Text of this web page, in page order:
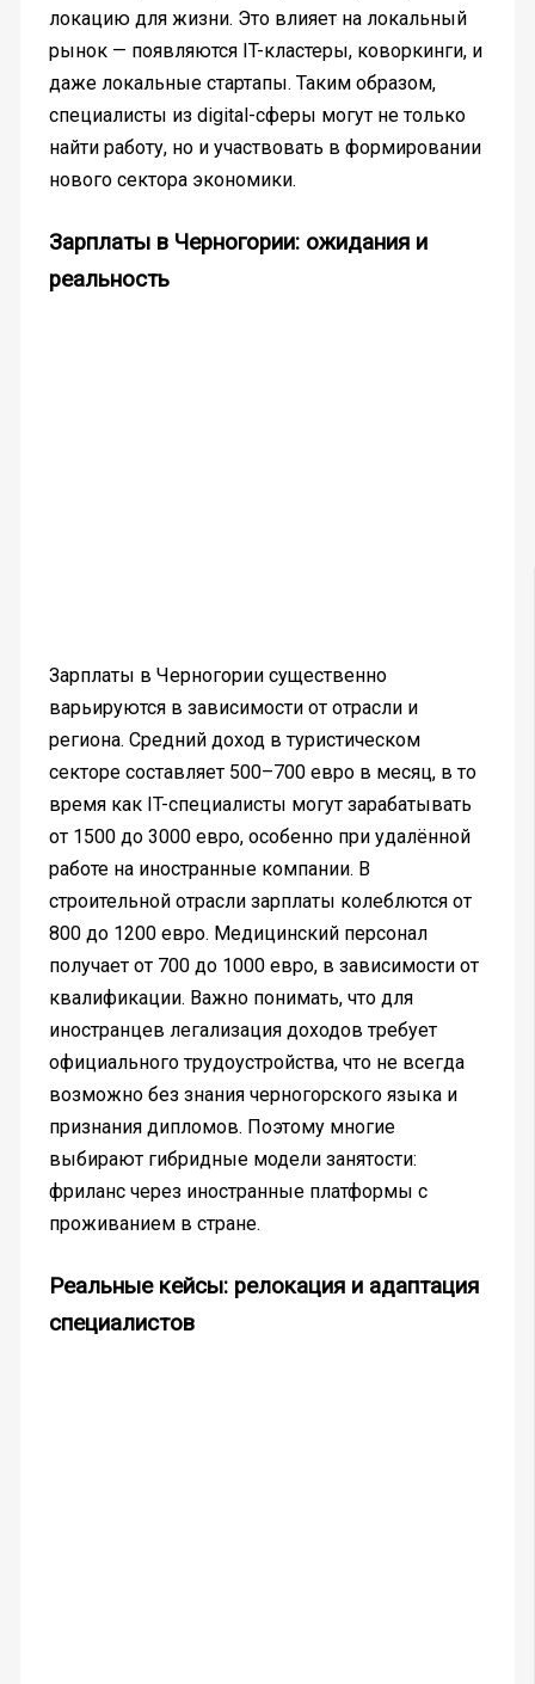
локацию для жизни. Это влияет на локальный
рынок — появляются IT-кластеры, коворкинги, и
даже локальные стартапы. Таким образом,
специалисты из digital-сферы могут не только
найти работу, но и участвовать в формировании
нового сектора экономики.
Зарплаты в Черногории: ожидания и
реальность
Зарплаты в Черногории существенно
варьируются в зависимости от отрасли и
региона. Средний доход в туристическом
секторе составляет 500–700 евро в месяц, в то
время как IT-специалисты могут зарабатывать
от 1500 до 3000 евро, особенно при удалённой
работе на иностранные компании. В
строительной отрасли зарплаты колеблются от
800 до 1200 евро. Медицинский персонал
получает от 700 до 1000 евро, в зависимости от
квалификации. Важно понимать, что для
иностранцев легализация доходов требует
официального трудоустройства, что не всегда
возможно без знания черногорского языка и
признания дипломов. Поэтому многие
выбирают гибридные модели занятости:
фриланс через иностранные платформы с
проживанием в стране.
Реальные кейсы: релокация и адаптация
специалистов